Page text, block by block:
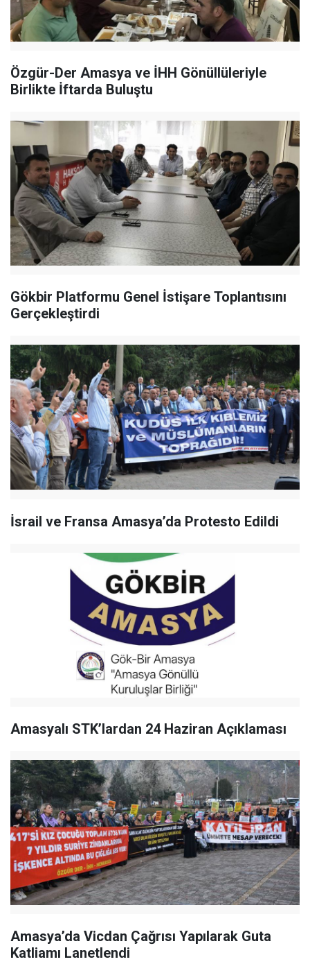
Özgür-Der Amasya ve İHH Gönüllüleriyle
Birlikte İftarda Buluştu
Gökbir Platformu Genel İstişare Toplantısını
Gerçekleştirdi
İsrail ve Fransa Amasya’da Protesto Edildi
Amasyalı STK’lardan 24 Haziran Açıklaması
Amasya’da Vicdan Çağrısı Yapılarak Guta
Katliamı Lanetlendi